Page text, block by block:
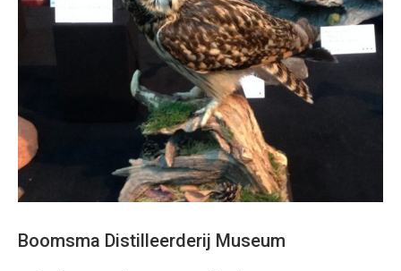
Boomsma Distilleerderij Museum